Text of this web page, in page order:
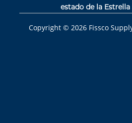
estado de la
Copyright © 2026 Fissco